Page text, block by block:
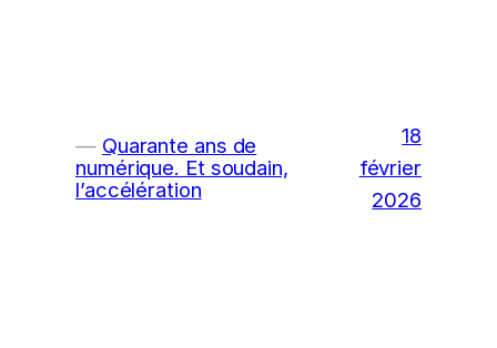
Quarante ans de
numérique. Et soudain,
l’accélération
18
février
2026